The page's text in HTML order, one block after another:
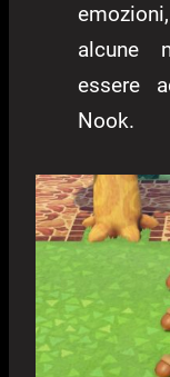
alcune
essere
Nook.